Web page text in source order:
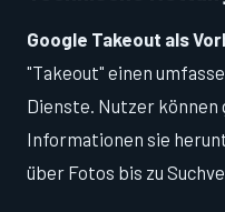
Google Takeout als
"Takeout" einen
Dienste. Nutzer können
Informationen sie
über Fotos bis zu